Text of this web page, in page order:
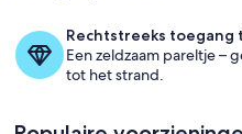
Rechtstreeks toegang
Een zeldzaam pareltje –
tot het strand.